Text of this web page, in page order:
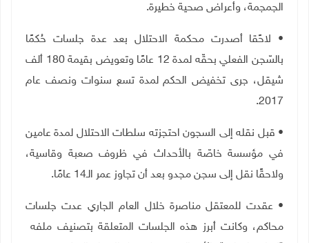
الجمجمة، وأعراض صحية خطيرة.
• لاحًقا أصدرت محكمة الاحتلال بعد عدة جلسات حُكمًا
بالسّجن الفعلي بحقّه لمدة 12 عامًا وتعويض بقيمة 180 ألف
شيقل، جرى تخفيض الحكم لمدة تسع سنوات ونصف عام
2017.
• قبل نقله إلى السجون احتجزته سلطات الاحتلال لمدة عامين
في مؤسسة خاصّة بالأحداث في ظروف صعبة وقاسية،
ولاحقًا نقل إلى سجن مجدو بعد أن تجاوز عمر الـ14 عامًا.
• عقدت للمعتقل مناصرة خلال العام الجاري عدت جلسات
محاكم، وكانت أبرز هذه الجلسات المتعلقة بتصنيف ملفه